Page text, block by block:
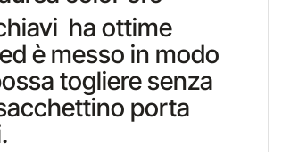
ha ottime
è messo in modo
togliere senza
porta